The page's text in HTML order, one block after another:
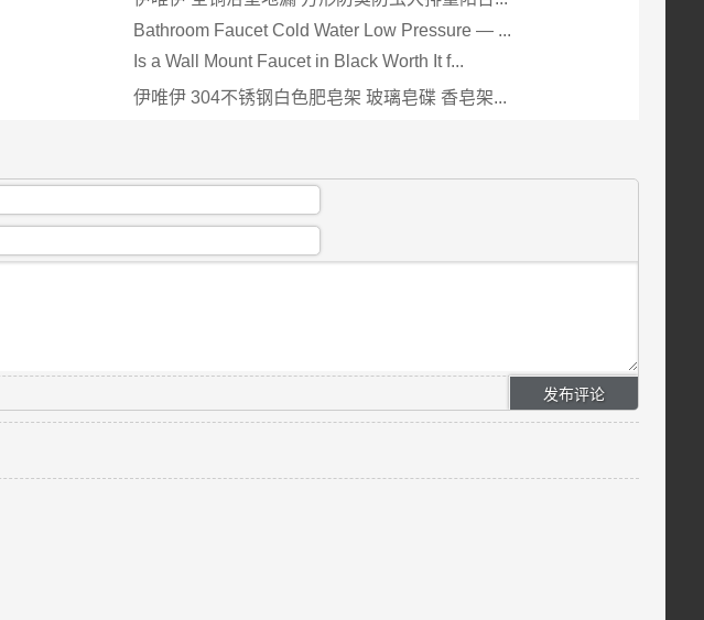
Bathroom Faucet Cold Water Low Pressure — ...
Is a Wall Mount Faucet in Black Worth It f...
伊唯伊 304不锈钢白色肥皂架 玻璃皂碟 香皂架...